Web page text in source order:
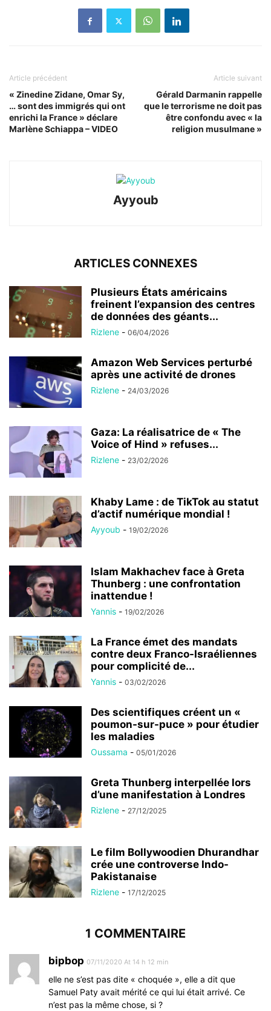
Article précédent
« Zinedine Zidane, Omar Sy,
… sont des immigrés qui ont
enrichi la France » déclare
Marlène Schiappa – VIDEO
Article suivant
Gérald Darmanin rappelle
que le terrorisme ne doit pas
être confondu avec « la
religion musulmane »
Ayyoub
ARTICLES CONNEXES
Plusieurs États américains
freinent l’expansion des centres
de données des géants...
Rizlene - 06/04/2026
Amazon Web Services perturbé
après une activité de drones
Rizlene - 24/03/2026
Gaza: La réalisatrice de « The
Voice of Hind » refuses...
Rizlene - 23/02/2026
Khaby Lame : de TikTok au statut
d’actif numérique mondial !
Ayyoub - 19/02/2026
Islam Makhachev face à Greta
Thunberg : une confrontation
inattendue !
Yannis - 19/02/2026
La France émet des mandats
contre deux Franco-Israéliennes
pour complicité de...
Yannis - 03/02/2026
Des scientifiques créent un «
poumon-sur-puce » pour étudier
les maladies
Oussama - 05/01/2026
Greta Thunberg interpellée lors
d’une manifestation à Londres
Rizlene - 27/12/2025
Le film Bollywoodien Dhurandhar
crée une controverse Indo-
Pakistanaise
Rizlene - 17/12/2025
1 COMMENTAIRE
bipbop 07/11/2020 At 14 h 12 min
elle ne s’est pas dite « choquée », elle a dit que
Samuel Paty avait mérité ce qui lui était arrivé. Ce
n’est pas la même chose, si ?